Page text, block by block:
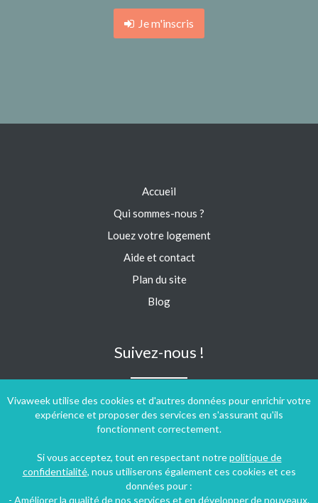
Je m'inscris
Vivaweek utilise des cookies et d'autres données pour enrichir votre
expérience et proposer des services en s'assurant qu'ils
fonctionnent correctement.
Si vous acceptez, tout en respectant notrepolitique de
confidentialité, nous utiliserons également ces cookies et ces
données pour :
- Améliorer la qualité de nos services et en développer de nouveaux.
Accueil
Qui sommes-nous ?
Louez votre logement
Aide et contact
Plan du site
Blog
Suivez-nous !